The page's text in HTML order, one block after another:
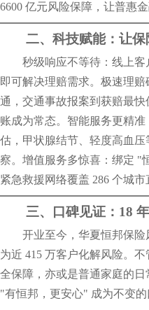
6600 亿元风险保障，让普惠金
二、科技赋能：让
秒级响应不等待：线上客
即可解决理赔需求。极速理
通，交通事故报案到获赔最
账成为常态。智能服务更精
估，甲状腺结节、轻度高血
察。增值服务多惊喜：绑定 "
紧急救援网络覆盖 286 个城市
三、口碑见证：18
开业至今，华夏恒邦保险
为近 415 万客户化解风险。
全保障，亦或是普通家庭的
"有恒邦，更安心" 成为不变的